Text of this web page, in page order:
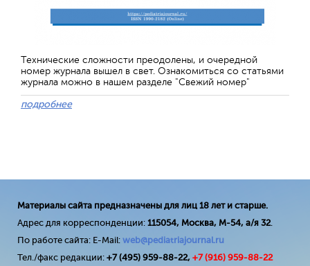
Технические сложности преодолены, и очередной
номер журнала вышел в свет. Ознакомиться со статьями
журнала можно в нашем разделе "Свежий номер"
подробнее
Материалы сайта предназначены для лиц 18 лет и старше.
Адрес для корреспонденции: 115054, Москва, М-54, а/я 32.
По работе сайта: E-Mail: web@pediatriajournal.ru
Тел./факс редакции: +7 (495) 959-88-22, +7 (916) 959-88-22